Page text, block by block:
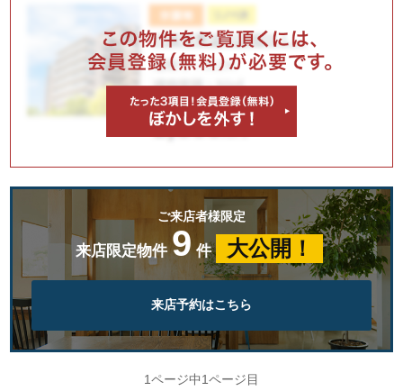
ご来店者様限定
来店限定物件 9 件 大公開！
来店予約はこちら
1ページ中1ページ目